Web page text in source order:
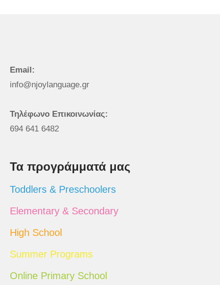
Email:
info@njoylanguage.gr
Τηλέφωνο Επικοινωνίας:
694 641 6482
Τα προγράμματά μας
Toddlers & Preschoolers
Elementary & Secondary
High School
Summer Programs
Online Primary School